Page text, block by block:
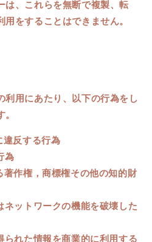
は、これらを無断で複製、転
用をすることはできません。
利用にあたり、以下の行為をし
違反する行為
為
著作権，商標権その他の知的財
ネットワークの機能を破壊した
られた情報を商業的に利用する